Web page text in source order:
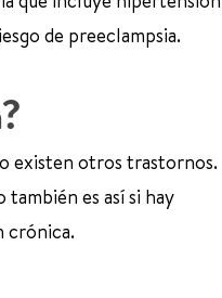
de preeclampsia.
existen otros trastornos.
es así si hay
crónica.